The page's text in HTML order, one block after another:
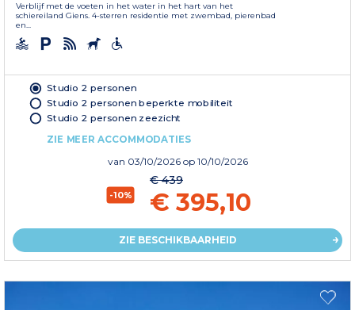
Verblijf met de voeten in het water in het hart van het
schiereiland Giens. 4-sterren residentie met zwembad, pierenbad
en...
Studio 2 personen
Studio 2 personen beperkte mobiliteit
Studio 2 personen zeezicht
ZIE MEER ACCOMMODATIES
van 03/10/2026 op 10/10/2026
-10%
€ 439
€ 395,10
ZIE BESCHIKBAARHEID